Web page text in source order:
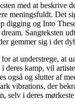
med at beskrive
meningsfuldt. Det
digging og Into
Sangteksten
gemmer sig i det
at understrege, at
i deres kamp, vil
også og slutter af
vibrations, der
selv i deres